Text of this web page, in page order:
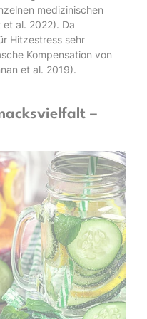
medizinischen
al. 2022). Da
Hitzestress sehr
Kompensation von
et al. 2019).
–